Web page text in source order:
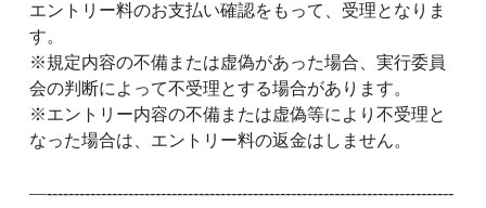
エントリー料のお支払い確認をもって、受理となりま
す。
※規定内容の不備または虚偽があった場合、実行委員
会の判断によって不受理とする場合があります。
※エントリー内容の不備または虚偽等により不受理と
なった場合は、エントリー料の返金はしません。
—---------------------------------------------------------------------------